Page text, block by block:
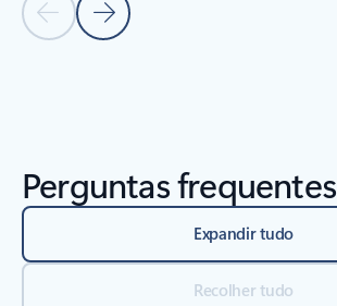
Slide anteriorPróximo slide
Perguntas frequentes
Expandir tudo
Recolher tudo